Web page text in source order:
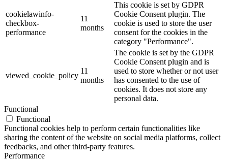
cookielawinfo-
checkbox-
performance
11
months
This cookie is set by GDPR
Cookie Consent plugin. The
cookie is used to store the user
consent for the cookies in the
category "Performance".
viewed_cookie_policy
11
months
The cookie is set by the GDPR
Cookie Consent plugin and is
used to store whether or not user
has consented to the use of
cookies. It does not store any
personal data.
Functional
Functional
Functional cookies help to perform certain functionalities like
sharing the content of the website on social media platforms, collect
feedbacks, and other third-party features.
Performance